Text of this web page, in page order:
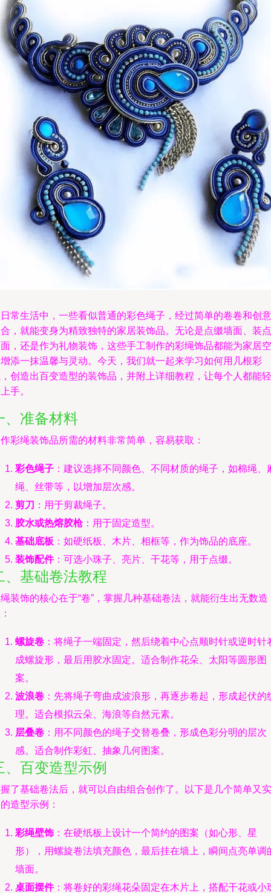
常生活中，一些看似普通的彩色绳子，经过简单的卷卷和创意
，就能变身为精致独特的家居装饰品。无论是点缀墙面、装点
，还是作为礼物装饰，这些手工制作的彩绳饰品都能为家居空
添一抹温馨与灵动。今天，我们就一起来学习如何用几根彩
创造出百变造型的装饰品，并附上详细教程，让每个人都能轻
手。
、准备材料
彩绳装饰品所需的材料非常简单，容易获取：
彩色绳子 ：建议选择不同颜色、不同材质的绳子，如棉绳、
绳、丝带等，以增加层次感。
剪刀 ：用于剪裁绳子。
胶水或热熔胶枪：用于固定造型。
基础底板 ：如硬纸板、木片、相框等，作为饰品的底座。
装饰配件：可选小珠子、亮片、干花等，用于点缀。
、基础卷法教程
装饰的核心在于“卷”，掌握几种基础卷法，就能衍生出无数造
螺旋卷 ：将绳子一端固定，然后绕着中心点顺时针或逆时针
成螺旋形，最后用胶水固定。适合制作花朵、太阳等圆形图
案。
波浪卷 ：先将绳子弯曲成波浪形，再逐步卷起，形成起伏的
理。适合模拟云朵、海浪等自然元素。
层叠卷 ：用不同颜色的绳子交替卷叠，形成色彩分明的层次
感。适合制作彩虹、抽象几何图案。
、百变造型示例
了基础卷法后，就可以自由组合创作了。以下是几个简单又实
造型示例：
彩绳壁饰 ：在硬纸板上设计一个简约的图案（如心形、星
形），用螺旋卷法填充颜色，最后挂在墙上，瞬间点亮单调
墙面。
桌面摆件：将卷好的彩绳花朵固定在木片上，搭配干花或小